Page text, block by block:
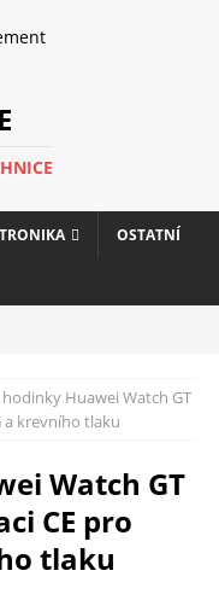
OSTATNÍ
Huawei Watch GT
a krevního tlaku
Watch GT
CE pro
tlaku